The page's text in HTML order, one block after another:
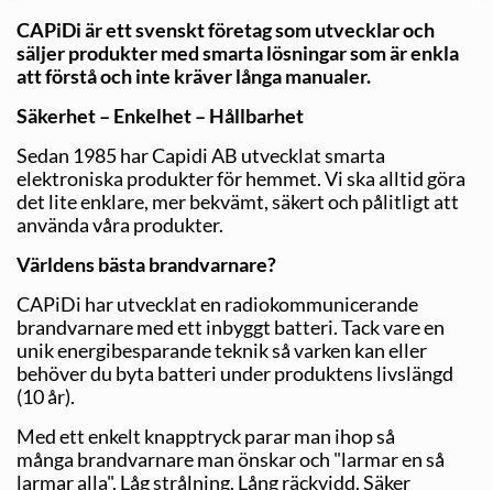
CAPiDi är ett svenskt företag som utvecklar och
säljer produkter med smarta lösningar som är enkla
att förstå och inte kräver långa manualer.
Säkerhet – Enkelhet – Hållbarhet
Sedan 1985 har Capidi AB utvecklat smarta
elektroniska produkter för hemmet. Vi ska alltid göra
det lite enklare, mer bekvämt, säkert och pålitligt att
använda våra produkter.
Världens bästa brandvarnare?
CAPiDi har utvecklat en radiokommunicerande
brandvarnare med ett inbyggt batteri. Tack vare en
unik energibesparande teknik så varken kan eller
behöver du byta batteri under produktens livslängd
(10 år).
Med ett enkelt knapptryck parar man ihop så
många brandvarnare man önskar och "larmar en så
larmar alla". Låg strålning. Lång räckvidd. Säker